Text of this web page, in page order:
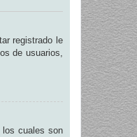
registrado le
de usuarios,
cuales son